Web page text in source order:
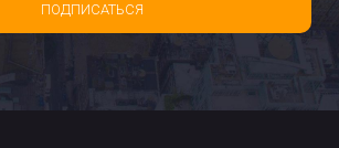
ПОДПИСАТЬСЯ